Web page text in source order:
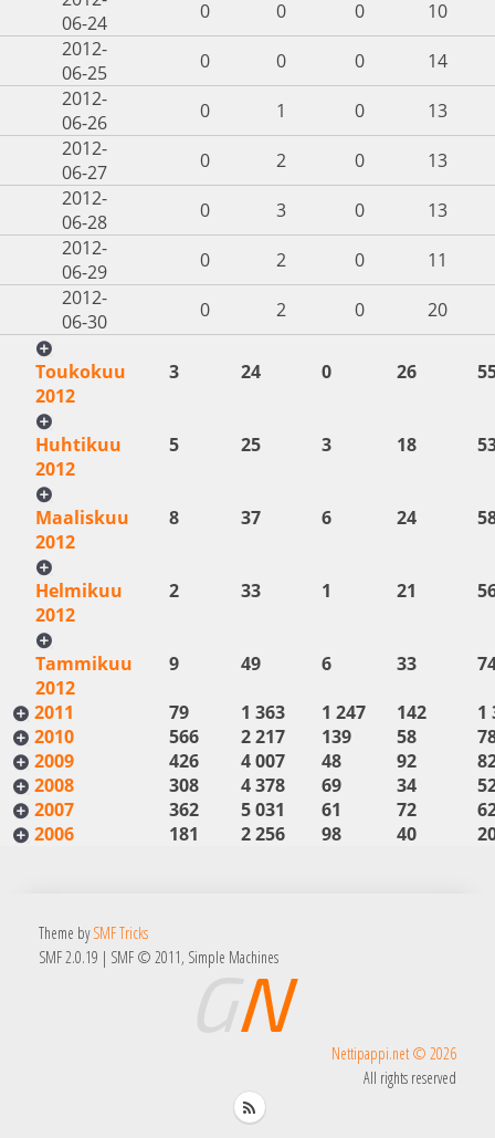
06-24
0 0 0
10
2012-
06-25
0 0 0
14
2012-
06-26
0 1 0
13
2012-
06-27
0 2 0
13
2012-
06-28
0 3 0
13
2012-
06-29
0 2 0
11
2012-
06-30
0 2 0 20
Toukokuu
2012
3 24 0 26
Huhtikuu
2012
5 25 3 18
Maaliskuu
2012
8 37 6 24
Helmikuu
2012
2 33 1 21
Tammikuu
2012
9 49 6 33
2011
79 1 363 1 247 142
1
2010
566 2 217 139 58
2009
426 4 007 48 92
2008
308 4 378 69 34
2007
362 5 031 61 72
2006
181 2 256 98 40
Theme bySMF Tricks
SMF 2.0.19 | SMF © 2011, Simple Machines
Nettipappi.net © 2026
All rights reserved